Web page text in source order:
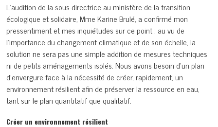
L’audition de la sous-directrice au ministère de la transition
écologique et solidaire, Mme Karine Brulé, a confirmé mon
pressentiment et mes inquiétudes sur ce point : au vu de
l’importance du changement climatique et de son échelle, la
solution ne sera pas une simple addition de mesures techniques
ni de petits aménagements isolés. Nous avons besoin d’un plan
d’envergure face à la nécessité de créer, rapidement, un
environnement résilient afin de préserver la ressource en eau,
tant sur le plan quantitatif que qualitatif.
Créer un environnement résilient